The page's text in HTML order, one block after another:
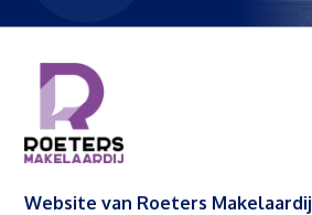
Website van Roeters Makelaardij